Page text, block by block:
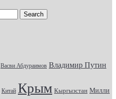
Васви Абдураимов Владимир Путин
Китай Крым Кыргызстан Милли